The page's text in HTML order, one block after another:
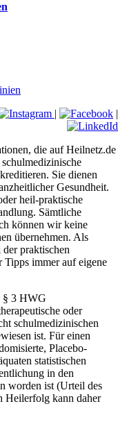
| |
die auf Heilnetz.de
Sie dienen
Gesundheit.
heil-praktische
Sämtliche
können wir keine
übernehmen. Als
praktischen
Tipps immer auf eigene
§ 3 HWG
oder
schulmedizinischen
ist. Für einen
Placebo-
statistischen
in den
worden ist (Urteil des
kann daher